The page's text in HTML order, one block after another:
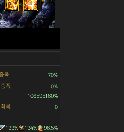
폭 70%
폭 0%
106595160%
복 0
133% 134% 96.5%